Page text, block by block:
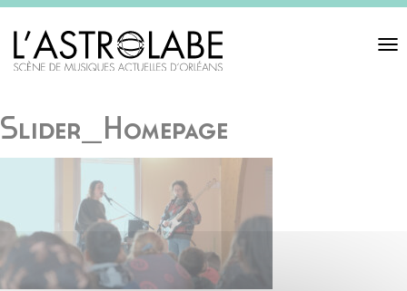
Toggle
Slider_Homepage